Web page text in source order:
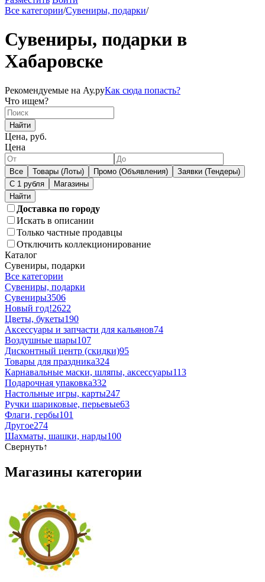
Все категории/Сувениры, подарки/
Сувениры, подарки в
Хабаровске
Рекомендуемые на Ау.руКак сюда попасть?
Что ищем?
Найти
Цена, руб.
Цена
Все Товары (Лоты) Промо (Объявления)
Заявки (Тендеры)
С 1 рубля
Магазины
Доставка по городу
Искать в описании
Только частные продавцы
Отключить коллекционирование
Каталог
Сувениры, подарки
Все категории
Сувениры, подарки
Сувениры3506
Новый год!2622
Цветы, букеты190
Аксессуары и запчасти для кальянов74
Воздушные шары107
Дисконтный центр (скидки)95
Товары для праздника324
Карнавальные маски, шляпы, аксессуары113
Подарочная упаковка332
Настольные игры, карты247
Ручки шариковые, перьевые63
Флаги, гербы101
Другое274
Шахматы, шашки, нарды100
Свернуть↑
Магазины категории